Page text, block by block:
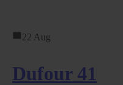
22 Aug
Dufour 41